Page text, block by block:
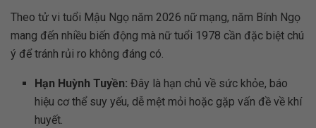
Theo tử vi tuổi Mậu Ngọ năm 2026 nữ mạng, năm Bính Ngọ
mang đến nhiều biến động mà nữ tuổi 1978 cần đặc biệt chú
ý để tránh rủi ro không đáng có.
Hạn Huỳnh Tuyền: Đây là hạn chủ về sức khỏe, báo
hiệu cơ thể suy yếu, dễ mệt mỏi hoặc gặp vấn đề về khí
huyết.